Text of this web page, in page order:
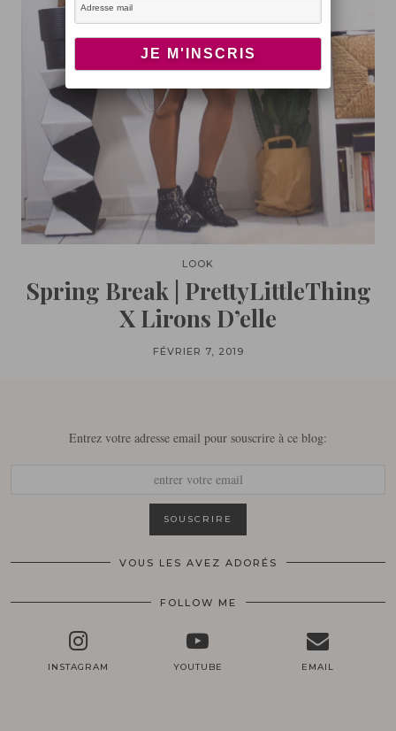
LOOK
Spring Break | PrettyLittleThing
X Lirons D’elle
FÉVRIER 7, 2019
Entrez votre adresse email pour souscrire à ce blog:
VOUS LES AVEZ ADORÉS
FOLLOW ME
INSTAGRAM YOUTUBE EMAIL